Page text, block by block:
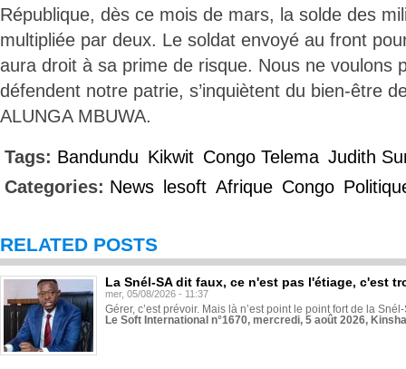
République, dès ce mois de mars, la solde des
multipliée par deux. Le soldat envoyé au front
aura droit à sa prime de risque. Nous ne voulons
défendent notre patrie, s’inquiètent du bien-être
ALUNGA MBUWA.
Tags: Bandundu Kikwit Congo Telema Judith
Categories: News lesoft Afrique Congo
RELATED POSTS
La Snél-SA dit faux, ce n'est pas l'étiage, c'est
mer, 05/08/2026 - 11:37
Gérer, c’est prévoir. Mais là n’est point le point fort de la
Le Soft International n°1670, mercredi, 5 août 2026,